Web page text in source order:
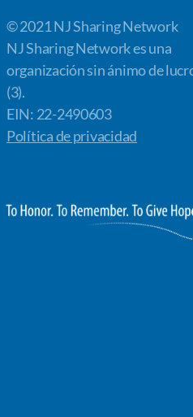
© 2021 NJ Sharing Network
NJ Sharing Network es una
organización sin ánimo de
(3).
EIN: 22-2490603
Política de privacidad